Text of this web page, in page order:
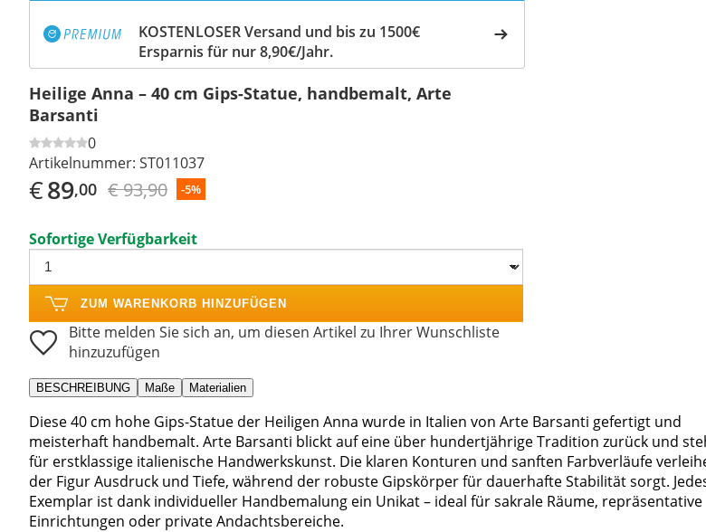
KOSTENLOSER Versand und bis zu 1500€
Ersparnis für nur 8,90€/Jahr.
Heilige Anna – 40 cm Gips-Statue, handbemalt, Arte
Barsanti
0
Artikelnummer: ST011037
€89,00 € 93,90 -5%
Sofortige Verfügbarkeit
ZUM WARENKORB HINZUFÜGEN
Bitte melden Sie sich an, um diesen Artikel zu Ihrer Wunschliste
hinzuzufügen
BESCHREIBUNG Maße Materialien
Diese 40 cm hohe Gips-Statue der Heiligen Anna wurde in Italien von Arte Barsanti gefertigt und
meisterhaft handbemalt. Arte Barsanti blickt auf eine über hundertjährige Tradition zurück und
für erstklassige italienische Handwerkskunst. Die klaren Konturen und sanften Farbverläufe
der Figur Ausdruck und Tiefe, während der robuste Gipskörper für dauerhafte Stabilität sorgt.
Exemplar ist dank individueller Handbemalung ein Unikat – ideal für sakrale Räume, repräsentative
Einrichtungen oder private Andachtsbereiche.